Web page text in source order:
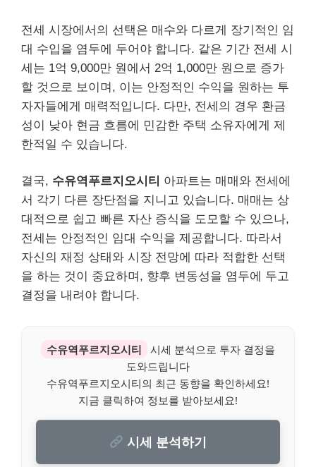
전세 시장에서의 선택은 매수와 다르게 장기적인 임
대 수입을 염두에 두어야 합니다. 같은 기간 전세 시
세는 1억 9,000만 원에서 2억 1,000만 원으로 증가
할 것으로 보이며, 이는 안정적인 수익을 원하는 투
자자들에게 매력적입니다. 다만, 전세의 경우 환금
성이 낮아 현금 흐름에 민감한 주택 소유자에게 제
한적일 수 있습니다.
결국, 수유역푸르지오시티 아파트는 매매와 전세에
서 각기 다른 장단점을 지니고 있습니다. 매매는 상
대적으로 쉽고 빠른 자산 증식을 도모할 수 있으나,
전세는 안정적인 임대 수익을 제공합니다. 따라서
자신의 재정 상태와 시장 전망에 따라 적합한 선택
을 하는 것이 중요하며, 향후 변동성을 염두에 두고
결정을 내려야 합니다.
수유역푸르지오시티
시세 분석으로 투자 결정을
도와드립니다
수유역푸르지오시티의 최근 동향을 확인하세요!
지금 클릭하여 정보를 받아보세요!
시세 분석하기